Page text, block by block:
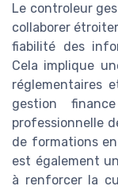
Le controleur
collaborer
fiabilité des
Cela implique
réglementaires
gestion
professionnelle
de formations
est également
à renforcer la